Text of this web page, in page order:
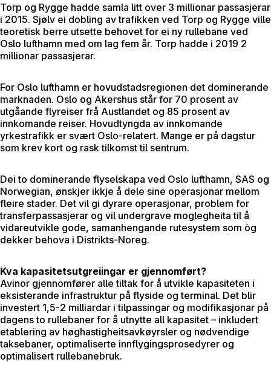
Torp og Rygge hadde samla litt over 3 millionar passasjerar
i 2015. Sjølv ei dobling av trafikken ved Torp og Rygge ville
teoretisk berre utsette behovet for ei ny rullebane ved
Oslo lufthamn med om lag fem år. Torp hadde i 2019 2
millionar passasjerar.
For Oslo lufthamn er hovudstadsregionen det dominerande
marknaden. Oslo og Akershus står for 70 prosent av
utgåande flyreiser frå Austlandet og 85 prosent av
innkomande reiser. Hovudtyngda av innkomande
yrkestrafikk er svært Oslo-relatert. Mange er på dagstur
som krev kort og rask tilkomst til sentrum.
Dei to dominerande flyselskapa ved Oslo lufthamn, SAS og
Norwegian, ønskjer ikkje å dele sine operasjonar mellom
fleire stader. Det vil gi dyrare operasjonar, problem for
transferpassasjerar og vil undergrave moglegheita til å
vidareutvikle gode, samanhengande rutesystem som òg
dekker behova i Distrikts-Noreg.
Kva kapasitetsutgreiingar er gjennomført?
Avinor gjennomfører alle tiltak for å utvikle kapasiteten i
eksisterande infrastruktur på flyside og terminal. Det blir
investert 1,5-2 milliardar i tilpassingar og modifikasjonar på
dagens to rullebaner for å utnytte all kapasitet – inkludert
etablering av høghastigheitsavkøyrsler og nødvendige
taksebaner, optimaliserte innflygingsprosedyrer og
optimalisert rullebanebruk.